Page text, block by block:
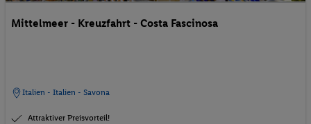
Mittelmeer - Kreuzfahrt - Costa Fascinosa
Italien - Italien - Savona
Attraktiver Preisvorteil!